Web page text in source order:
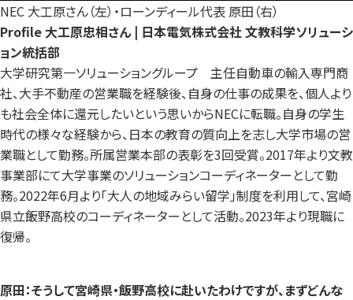
NEC 大工原さん（左）・ローンディール代表 原田（右）
Profile 大工原忠相さん | 日本電気株式会社 文教科学ソリューシ
ョン統括部
大学研究第一ソリューショングループ 主任自動車の輸入専門商
社、大手不動産の営業職を経験後、自身の仕事の成果を、個人より
も社会全体に還元したいという思いからNECに転職。自身の学生
時代の様々な経験から、日本の教育の質向上を志し大学市場の営
業職として勤務。所属営業本部の表彰を3回受賞。2017年より文教
事業部にて大学事業のソリューションコーディネーターとして勤
務。2022年6月より「大人の地域みらい留学」制度を利用して、宮崎
県立飯野高校のコーディネーターとして活動。2023年より現職に
復帰。
原田：そうして宮崎県・飯野高校に赴いたわけですが、まずどんな